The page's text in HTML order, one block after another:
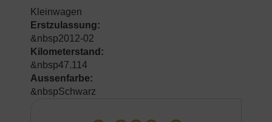
Kleinwagen
Erstzulassung:
&nbsp2012-02
Kilometerstand:
&nbsp47.114
Aussenfarbe:
&nbspSchwarz